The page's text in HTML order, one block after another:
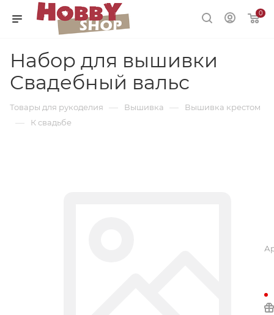
0
Набор для вышивки
Свадебный вальс
Товары для рукоделия — Вышивка — Вышивка крестом
— К свадьбе